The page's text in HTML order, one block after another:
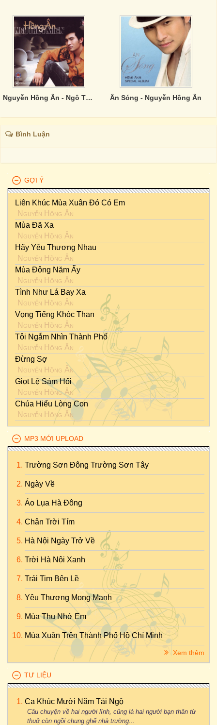
Nguyễn Hồng Ân - Ngô Thuỵ Miên Ân Sóng - Nguyễn Hồng Ân
Bình Luận
GỢI Ý
Liên Khúc Mùa Xuân Đó Có Em
Nguyễn Hồng Ân
Mùa Đã Xa
Nguyễn Hồng Ân
Hãy Yêu Thương Nhau
Nguyễn Hồng Ân
Mùa Đông Năm Ấy
Nguyễn Hồng Ân
Tình Như Lá Bay Xa
Nguyễn Hồng Ân
Vọng Tiếng Khóc Than
Nguyễn Hồng Ân
Tôi Ngắm Nhìn Thành Phố
Nguyễn Hồng Ân
Đừng Sợ
Nguyễn Hồng Ân
Giọt Lệ Sám Hối
Nguyễn Hồng Ân
Chúa Hiểu Lòng Con
Nguyễn Hồng Ân
MP3 MỚI UPLOAD
Trường Sơn Đông Trường Sơn Tây
Ngày Về
Áo Lụa Hà Đông
Chân Trời Tím
Hà Nội Ngày Trở Về
Trời Hà Nội Xanh
Trái Tim Bên Lề
Yêu Thương Mong Manh
Mùa Thu Nhớ Em
Mùa Xuân Trên Thành Phố Hồ Chí Minh
Xem thêm
TƯ LIỆU
Ca Khúc Mười Năm Tái Ngộ
Câu chuyện về hai người lính, cũng là hai người bạn thân từ
thuở còn ngồi chung ghế nhà trường...